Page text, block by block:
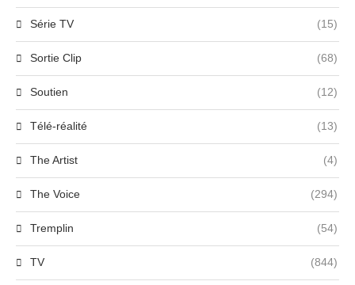
Série TV (15)
Sortie Clip (68)
Soutien (12)
Télé-réalité (13)
The Artist (4)
The Voice (294)
Tremplin (54)
TV (844)